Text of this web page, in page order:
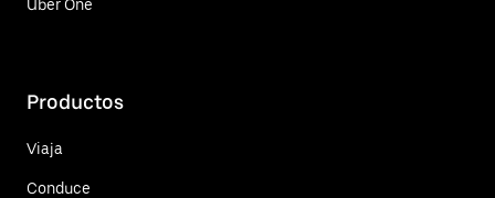
Uber One
Productos
Viaja
Conduce